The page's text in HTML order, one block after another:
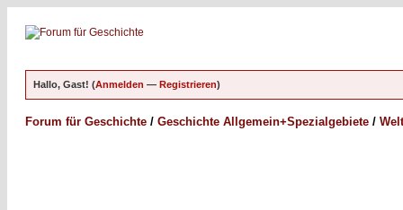
Hallo, Gast! (Anmelden — Registrieren)
Forum für Geschichte / Geschichte Allgemein+Spezialgebiete /